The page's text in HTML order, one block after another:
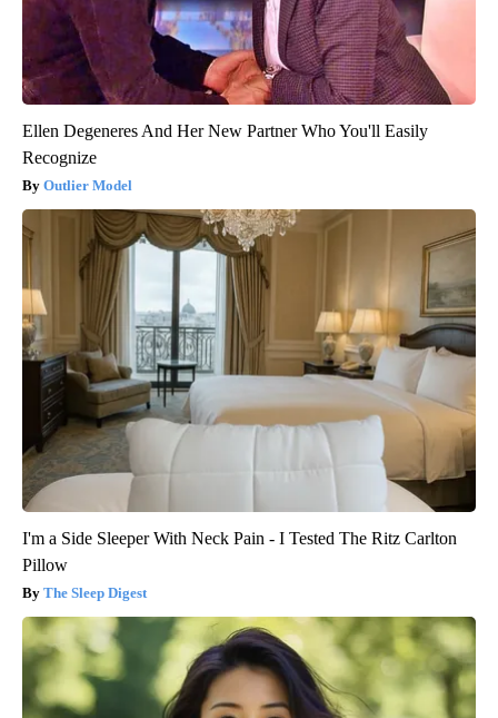
Ellen Degeneres And Her New Partner Who You'll Easily
Recognize
Outlier Model
I'm a Side Sleeper With Neck Pain - I Tested The Ritz Carlton
Pillow
The Sleep Digest